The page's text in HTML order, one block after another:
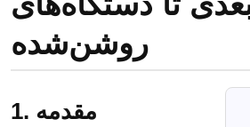
روشن‌شده
1. مقدمه